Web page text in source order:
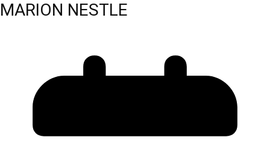
MARION NESTLE